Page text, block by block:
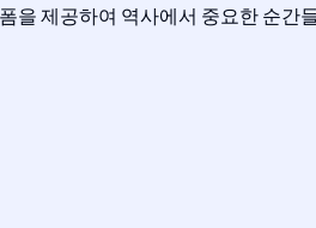
제공하여 역사에서 중요한 순간